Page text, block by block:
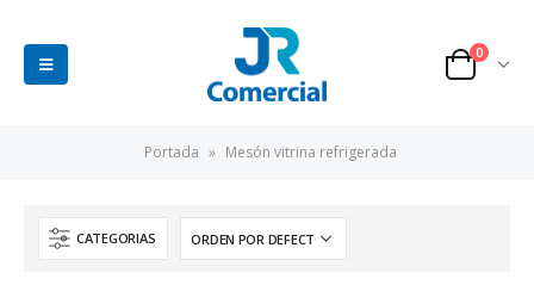
0
Portada » Mesón vitrina refrigerada
CATEGORIAS